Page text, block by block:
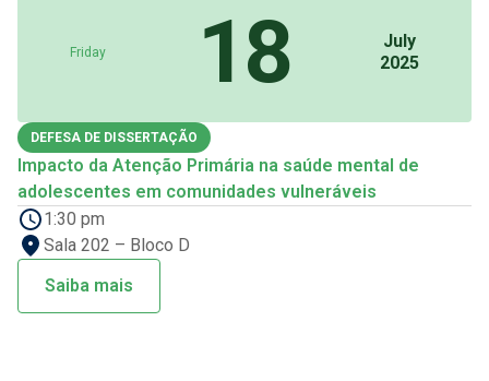
Friday 18
July
2025
DEFESA DE DISSERTAÇÃO
Impacto da Atenção Primária na saúde mental de
adolescentes em comunidades vulneráveis
1:30 pm
Sala 202 – Bloco D
Saiba mais